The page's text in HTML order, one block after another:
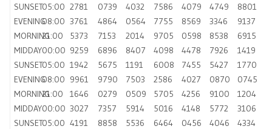
SUNSET05:00 2781 0739 4032 7586 4079 4749
8801
EVENING08:00 3761 4864 0564 7755 8569 3346
9137
MORNING21:00 5373 7153 2014 9705 0598 8538
6915
MIDDAY00:00 9259 6896 8407 4098 4478 7926
1419
SUNSET05:00 1942 5675 1191 6008 7455 5427
1770
EVENING08:00 9961 9790 7503 2586 4027 0870
0745
MORNING21:00 1646 0279 0509 5705 4256 9100
1204
MIDDAY00:00 3027 7357 5914 5016 4148 5772
3106
SUNSET05:00 4191 8858 5536 6464 0456 4046
4334